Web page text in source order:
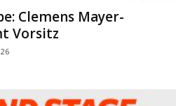
Clemens Mayer-
Vorsitz